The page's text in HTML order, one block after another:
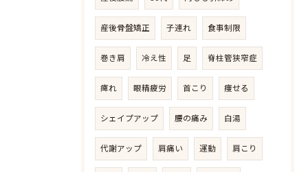
産後骨盤矯正 子連れ 食事制限
巻き肩 冷え性 足 脊柱管狭窄症
痺れ 眼精疲労 首こり 痩せる
シェイプアップ 腰の痛み 白湯
代謝アップ 肩痛い 運動 肩こり